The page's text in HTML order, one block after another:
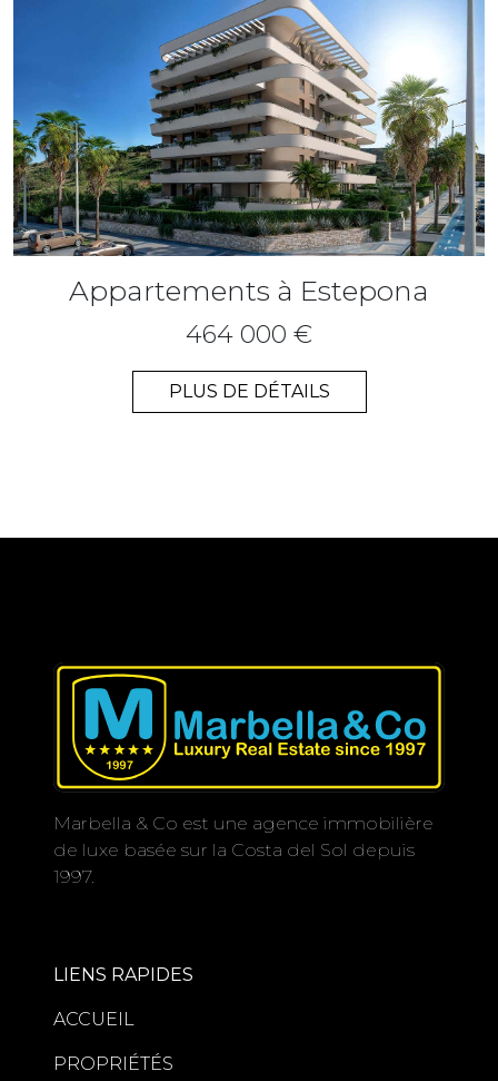
Appartements à Estepona
464 000 €
PLUS DE DÉTAILS
Marbella & Co est une agence immobilière
de luxe basée sur la Costa del Sol depuis
1997.
LIENS RAPIDES
ACCUEIL
PROPRIÉTÉS